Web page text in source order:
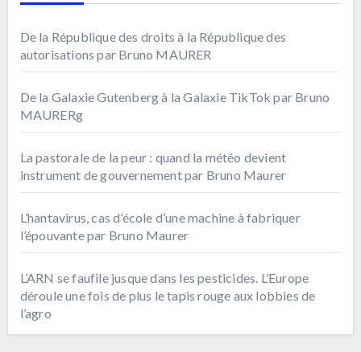
De la République des droits à la République des
autorisations par Bruno MAURER
De la Galaxie Gutenberg à la Galaxie TikTok par Bruno
MAURERg
La pastorale de la peur : quand la météo devient
instrument de gouvernement par Bruno Maurer
L’hantavirus, cas d’école d’une machine à fabriquer
l’épouvante par Bruno Maurer
L’ARN se faufile jusque dans les pesticides. L’Europe
déroule une fois de plus le tapis rouge aux lobbies de
l’agro